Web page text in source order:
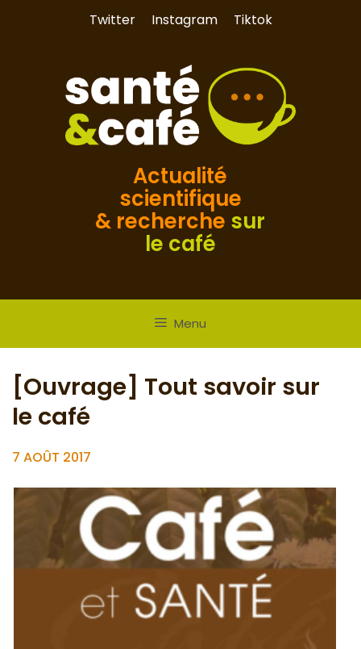
Twitter Instagram Tiktok
Actualité
scientifique
& recherche sur
le café
Menu
[Ouvrage] Tout savoir sur
le café
7 AOÛT 2017